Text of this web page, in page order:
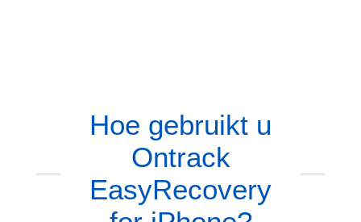
Hoe gebruikt u
Ontrack
EasyRecovery